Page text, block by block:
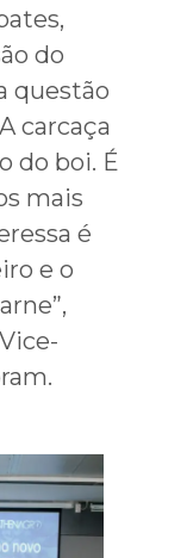
do
questão
carcaça
do boi. É
mais
é
e o